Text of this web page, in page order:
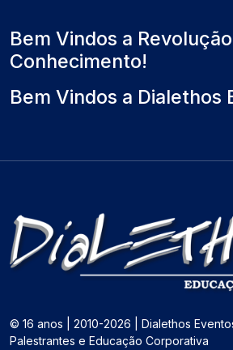
Bem Vindos a
Conhecimento!
Bem Vindos a Dialethos
© 16 anos | 2010-2026 | Dialethos
Palestrantes e Educação Corporativa